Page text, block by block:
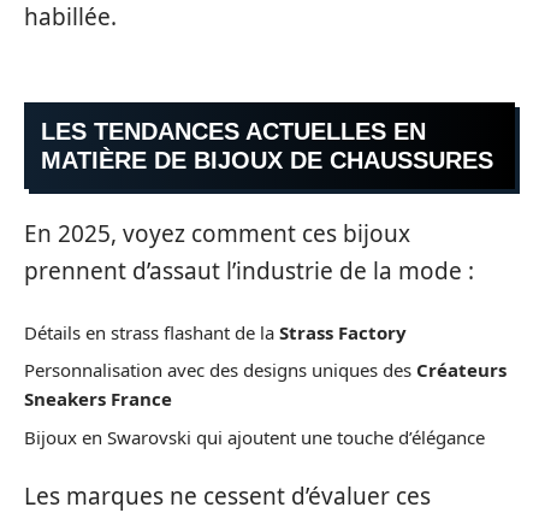
habillée.
LES TENDANCES ACTUELLES EN
MATIÈRE DE BIJOUX DE CHAUSSURES
En 2025, voyez comment ces bijoux
prennent d’assaut l’industrie de la mode :
Détails en strass flashant de la Strass Factory
Personnalisation avec des designs uniques des Créateurs
Sneakers France
Bijoux en Swarovski qui ajoutent une touche d’élégance
Les marques ne cessent d’évaluer ces